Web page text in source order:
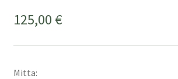
125,00 €
Mitta: